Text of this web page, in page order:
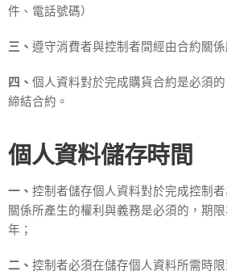
件、電話號碼）
三、 遵守消費者與控制者間經由合約關
四、 個人資料對於完成購貨合約是必須
締結合約。
個人資料儲存時間
一、 控制者儲存個人資料對於完成控制
關係所產生的權利與義務是必須的，期
年；
二、 控制者必須在儲存個人資料所需時